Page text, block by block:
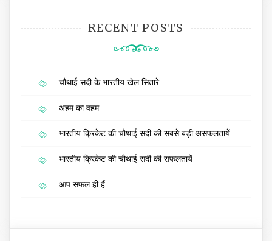
RECENT POSTS
चौथाई सदी के भारतीय खेल सितारे
अहम का वहम
भारतीय क्रिकेट की चौथाई सदी की सबसे बड़ी असफलतायें
भारतीय क्रिकेट की चौथाई सदी की सफलतायें
आप सफल ही हैं